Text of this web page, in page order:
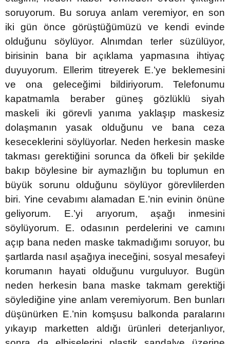
soruyorum. Bu soruya anlam veremiyor, en son
iki gün önce görüştüğümüzü ve kendi evinde
olduğunu söylüyor. Alnımdan terler süzülüyor,
birisinin bana bir açıklama yapmasına ihtiyaç
duyuyorum. Ellerim titreyerek E.’ye beklemesini
ve ona geleceğimi bildiriyorum. Telefonumu
kapatmamla beraber güneş gözlüklü siyah
maskeli iki görevli yanıma yaklaşıp maskesiz
dolaşmanın yasak olduğunu ve bana ceza
keseceklerini söylüyorlar. Neden herkesin maske
takması gerektiğini sorunca da öfkeli bir şekilde
bakıp böylesine bir aymazlığın bu toplumun en
büyük sorunu olduğunu söylüyor görevlilerden
biri. Yine cevabımı alamadan E.’nin evinin önüne
geliyorum. E.’yi arıyorum, aşağı inmesini
söylüyorum. E. odasının perdelerini ve camını
açıp bana neden maske takmadığımı soruyor, bu
şartlarda nasıl aşağıya ineceğini, sosyal mesafeyi
korumanın hayati olduğunu vurguluyor. Bugün
neden herkesin bana maske takmam gerektiği
söylediğine yine anlam veremiyorum. Ben bunları
düşünürken E.’nin komşusu balkonda paralarını
yıkayıp marketten aldığı ürünleri deterjanlıyor,